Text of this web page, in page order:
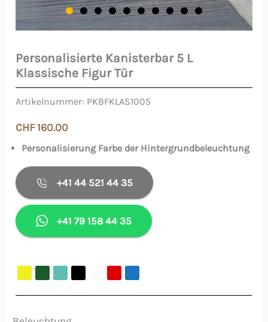
Personalisierte Kanisterbar 5 L
Klassische Figur Tür
Artikelnummer: PKBFKLAS1005
CHF160.00
Personalisierung Farbe der Hintergrundbeleuchtung
+41 44 521 44 35
+41 79 158 44 35
Personalisierte
Kanisterbar
5
Klassische
Figur
Tür
Menge